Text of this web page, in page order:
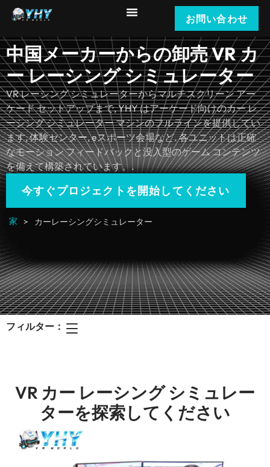
お問い合わせ
中国メーカーからの卸売 VR カ
ー レーシング シミュレーター
VR レーシング シミュレーターからマルチスクリーン アー
ケード セットアップまで, YHY はアーケード向けのカー レ
ーシング シミュレーター マシンのフルラインを提供してい
ます, 体験センター, eスポーツ会場など. 各ユニットは正確
なモーション フィードバックと没入型のゲーム コンテンツ
を備えて構築されています。.
今すぐプロジェクトを開始してください
家 > カーレーシングシミュレーター
フィルター：
VR カー レーシング シミュレー
ターを探索してください